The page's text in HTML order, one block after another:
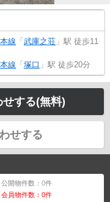
線 「 武庫之荘 」駅 徒歩11
線 「 塚口 」駅 徒歩20分
する(無料)
せする
公開物件数：0件
会員物件数：0件